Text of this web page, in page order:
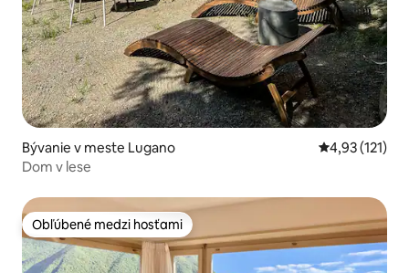
Bývanie v meste Lugano Priemerné
4,93 (121)
Dom v lese
Obľúbené medzi hosťami
Obľúbené medzi hosťami